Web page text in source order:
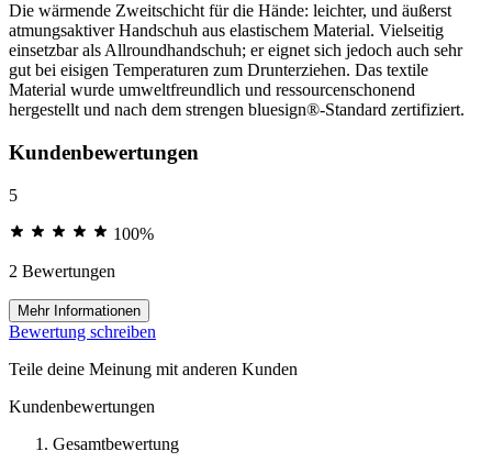
Die wärmende Zweitschicht für die Hände: leichter, und äußerst
atmungsaktiver Handschuh aus elastischem Material. Vielseitig
einsetzbar als Allroundhandschuh; er eignet sich jedoch auch sehr
gut bei eisigen Temperaturen zum Drunterziehen. Das textile
Material wurde umweltfreundlich und ressourcenschonend
hergestellt und nach dem strengen bluesign®-Standard zertifiziert.
Kundenbewertungen
5
100%
2 Bewertungen
Mehr Informationen
Bewertung schreiben
Teile deine Meinung mit anderen Kunden
Kundenbewertungen
Gesamtbewertung